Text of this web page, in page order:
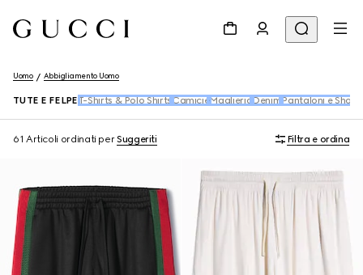
Uomo Abbigliamento Uomo
TUTE E FELPE T-Shirts & Polo Shirts CamicieMaglieria Denim Pantaloni e Shorts
61 Articoli ordinati perSuggeriti Filtra e ordina